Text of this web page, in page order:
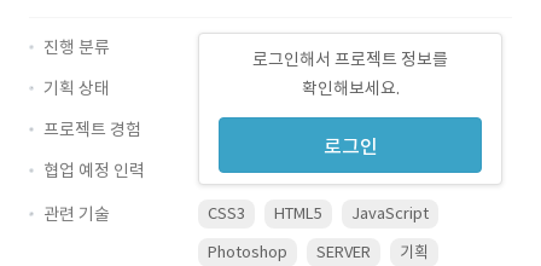
로그인해서 프로젝트 정보를
확인해보세요.
로그인
진행 분류
기획 상태
프로젝트 경험
협업 예정 인력
관련 기술
CSS3 HTML5
JavaScript
Photoshop
SERVER 기획